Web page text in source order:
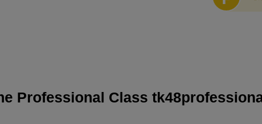
Professional Class